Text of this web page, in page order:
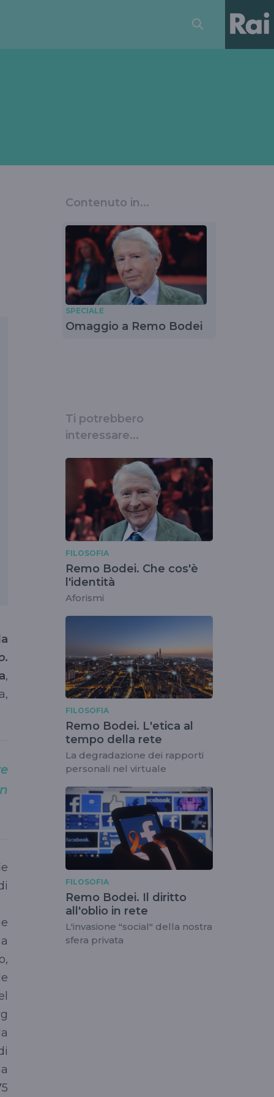
,
Contenuto in...
SPECIALE
Omaggio a Remo Bodei
Ti potrebbero
interessare...
FILOSOFIA
Remo Bodei. Che cos'è
l'identità
Aforismi
FILOSOFIA
Remo Bodei. L'etica al
tempo della rete
La degradazione dei rapporti
personali nel virtuale
FILOSOFIA
Remo Bodei. Il diritto
all'oblio in rete
L'invasione "social" della nostra
sfera privata